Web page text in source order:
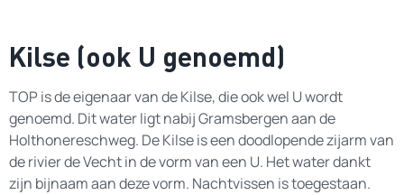
Kilse (ook U genoemd)
TOP is de eigenaar van de Kilse, die ook wel U wordt
genoemd. Dit water ligt nabij Gramsbergen aan de
Holthonereschweg. De Kilse is een doodlopende zijarm van
de rivier de Vecht in de vorm van een U. Het water dankt
zijn bijnaam aan deze vorm. Nachtvissen is toegestaan.